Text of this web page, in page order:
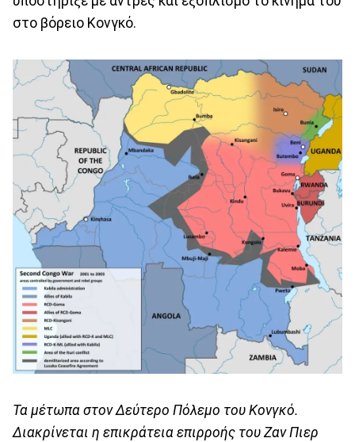
στο βόρειο Κονγκό.
Τα μέτωπα στον Δεύτερο Πόλεμο του Κονγκό.
Διακρίνεται η επικράτεια επιρροής του Ζαν Πιερ